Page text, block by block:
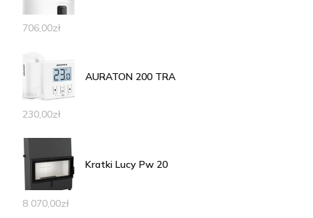
706,00zł
AURATON 200 TRA
230,00zł
Kratki Lucy Pw 20
8 070,00zł